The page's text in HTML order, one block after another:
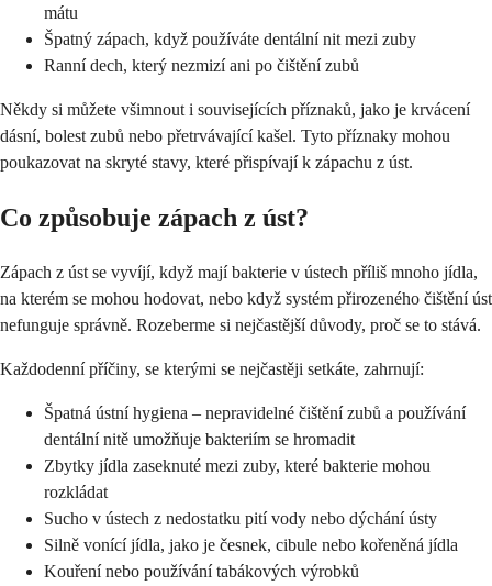
mátu
Špatný zápach, když používáte dentální nit mezi zuby
Ranní dech, který nezmizí ani po čištění zubů
Někdy si můžete všimnout i souvisejících příznaků, jako je krvácení
dásní, bolest zubů nebo přetrvávající kašel. Tyto příznaky mohou
poukazovat na skryté stavy, které přispívají k zápachu z úst.
Co způsobuje zápach z úst?
Zápach z úst se vyvíjí, když mají bakterie v ústech příliš mnoho jídla,
na kterém se mohou hodovat, nebo když systém přirozeného čištění úst
nefunguje správně. Rozeberme si nejčastější důvody, proč se to stává.
Každodenní příčiny, se kterými se nejčastěji setkáte, zahrnují:
Špatná ústní hygiena – nepravidelné čištění zubů a používání
dentální nitě umožňuje bakteriím se hromadit
Zbytky jídla zaseknuté mezi zuby, které bakterie mohou
rozkládat
Sucho v ústech z nedostatku pití vody nebo dýchání ústy
Silně vonící jídla, jako je česnek, cibule nebo kořeněná jídla
Kouření nebo používání tabákových výrobků